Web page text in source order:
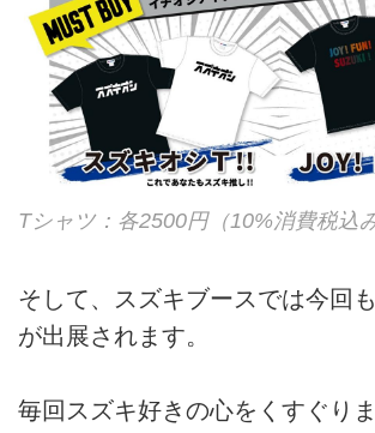
Tシャツ：各2500円（10%消費税込み
そして、スズキブースでは今回
が出展されます。
毎回スズキ好きの心をくすぐり